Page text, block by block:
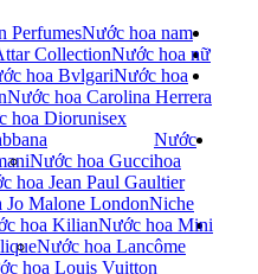
Perfumes
Collection
hoa Bvlgari
Nước hoa Carolina Herrera
hoa Dior
Nước hoa Gucci
hoa Jean Paul Gaultier
Jo Malone London
hoa Kilian
Nước hoa Lancôme
hoa Louis Vuitton
Nước hoa nam
Nước hoa nữ
Nước hoa
unisex
Nước
hoa
Niche
Nước hoa Mini